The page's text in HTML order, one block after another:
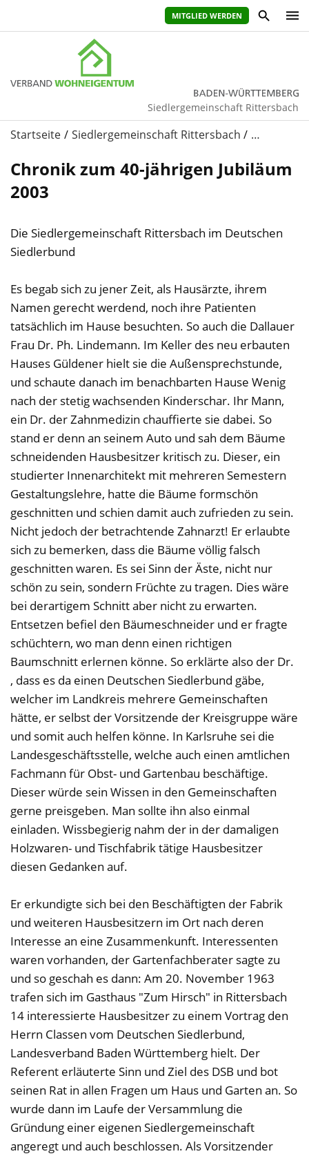
MITGLIED WERDEN
Siedlergemeinschaft Rittersbach
Startseite Siedlergemeinschaft Rittersbach …
Chronik zum 40-jährigen Jubiläum
2003
Die Siedlergemeinschaft Rittersbach im Deutschen
Siedlerbund
Es begab sich zu jener Zeit, als Hausärzte, ihrem
Namen gerecht werdend, noch ihre Patienten
tatsächlich im Hause besuchten. So auch die Dallauer
Frau Dr. Ph. Lindemann. Im Keller des neu erbauten
Hauses Güldener hielt sie die Außensprechstunde,
und schaute danach im benachbarten Hause Wenig
nach der stetig wachsenden Kinderschar. Ihr Mann,
ein Dr. der Zahnmedizin chauffierte sie dabei. So
stand er denn an seinem Auto und sah dem Bäume
schneidenden Hausbesitzer kritisch zu. Dieser, ein
studierter Innenarchitekt mit mehreren Semestern
Gestaltungslehre, hatte die Bäume formschön
geschnitten und schien damit auch zufrieden zu sein.
Nicht jedoch der betrachtende Zahnarzt! Er erlaubte
sich zu bemerken, dass die Bäume völlig falsch
geschnitten waren. Es sei Sinn der Äste, nicht nur
schön zu sein, sondern Früchte zu tragen. Dies wäre
bei derartigem Schnitt aber nicht zu erwarten.
Entsetzen befiel den Bäumeschneider und er fragte
schüchtern, wo man denn einen richtigen
Baumschnitt erlernen könne. So erklärte also der Dr.
, dass es da einen Deutschen Siedlerbund gäbe,
welcher im Landkreis mehrere Gemeinschaften
hätte, er selbst der Vorsitzende der Kreisgruppe wäre
und somit auch helfen könne. In Karlsruhe sei die
Landesgeschäftsstelle, welche auch einen amtlichen
Fachmann für Obst- und Gartenbau beschäftige.
Dieser würde sein Wissen in den Gemeinschaften
gerne preisgeben. Man sollte ihn also einmal
einladen. Wissbegierig nahm der in der damaligen
Holzwaren- und Tischfabrik tätige Hausbesitzer
diesen Gedanken auf.
Er erkundigte sich bei den Beschäftigten der Fabrik
und weiteren Hausbesitzern im Ort nach deren
Interesse an eine Zusammenkunft. Interessenten
waren vorhanden, der Gartenfachberater sagte zu
und so geschah es dann: Am 20. November 1963
trafen sich im Gasthaus "Zum Hirsch" in Rittersbach
14 interessierte Hausbesitzer zu einem Vortrag den
Herrn Classen vom Deutschen Siedlerbund,
Landesverband Baden Württemberg hielt. Der
Referent erläuterte Sinn und Ziel des DSB und bot
seinen Rat in allen Fragen um Haus und Garten an. So
wurde dann im Laufe der Versammlung die
Gründung einer eigenen Siedlergemeinschaft
angeregt und auch beschlossen. Als Vorsitzender